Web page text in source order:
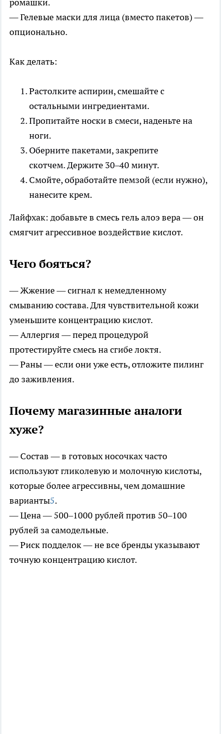
— Гелевые маски для лица (вместо пакетов) —
опционально.
Как делать:
Растолките аспирин, смешайте с
остальными ингредиентами.
Пропитайте носки в смеси, наденьте на
ноги.
Оберните пакетами, закрепите
скотчем. Держите 30–40 минут.
Смойте, обработайте пемзой (если нужно),
нанесите крем.
Лайфхак: добавьте в смесь гель алоэ вера — он
смягчит агрессивное воздействие кислот.
Чего бояться?
— Жжение — сигнал к немедленному
смыванию состава. Для чувствительной кожи
уменьшите концентрацию кислот.
— Аллергия — перед процедурой
протестируйте смесь на сгибе локтя.
— Раны — если они уже есть, отложите пилинг
до заживления.
Почему магазинные аналоги
хуже?
— Состав — в готовых носочках часто
используют гликолевую и молочную кислоты,
которые более агрессивны, чем домашние
варианты5.
— Цена — 500–1000 рублей против 50–100
рублей за самодельные.
— Риск подделок — не все бренды указывают
точную концентрацию кислот.